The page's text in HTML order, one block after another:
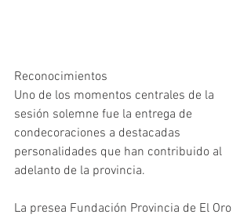
Reconocimientos
Uno de los momentos centrales de la
sesión solemne fue la entrega de
condecoraciones a destacadas
personalidades que han contribuido al
adelanto de la provincia.
La presea Fundación Provincia de El Oro